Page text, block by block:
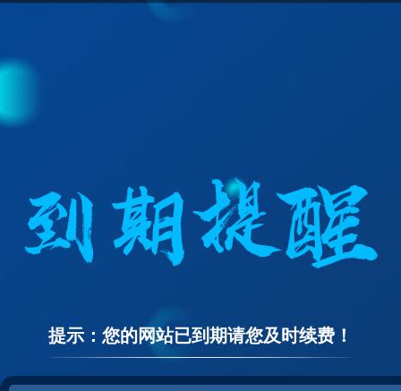
提示：您的网站已到期请您及时续费！